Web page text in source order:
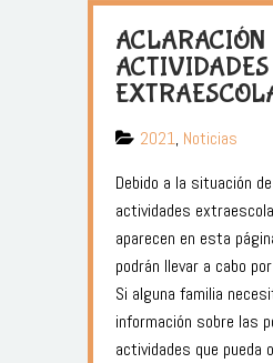
ACLARACIÓN
ACTIVIDADES
2021, Noticias
Debido a la situación
actividades
aparecen en esta
podrán llevar a cabo
Si alguna familia
información sobre las
actividades que pueda